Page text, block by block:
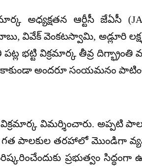
అధ్యక్షతన ఆర్టీసీ జేఏసీ
వివేక్ వెంకటస్వామి, అడ్లూరి
భట్టి విక్రమార్క తీవ్ర
కాకుండా అందరూ సంయమనం
విమర్శించారు. అప్పటి
గత పాలకుల తరహాలో మొండిగా
ప్రభుత్వం